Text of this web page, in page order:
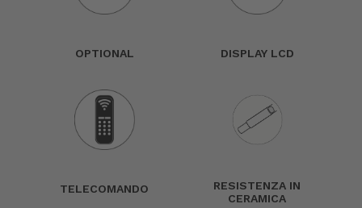
OPTIONAL DISPLAY LCD
TELECOMANDO
RESISTENZA IN
CERAMICA